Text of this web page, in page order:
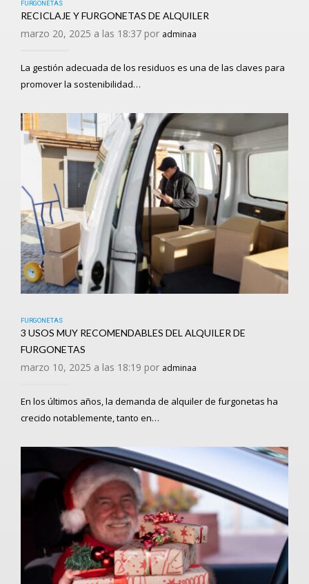
FURGONETAS
RECICLAJE Y FURGONETAS DE ALQUILER
marzo 20, 2025 a las 18:37 por adminaa
La gestión adecuada de los residuos es una de las claves para
promover la sostenibilidad…
FURGONETAS
3 USOS MUY RECOMENDABLES DEL ALQUILER DE
FURGONETAS
marzo 10, 2025 a las 18:19 por adminaa
En los últimos años, la demanda de alquiler de furgonetas ha
crecido notablemente, tanto en…